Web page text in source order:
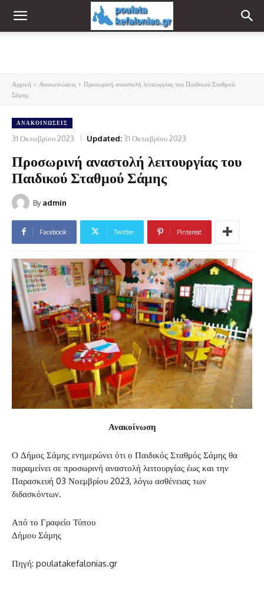
Αρχική Ανακοινώσεις
Προσωρινή αναστολή λειτουργίας του Παιδικού Σταθμού
Σάμης
ΑΝΑΚΟΙΝΏΣΕΙΣ
31 Οκτωβρίου 2023 Updated: 31 Οκτωβρίου 2023
Προσωρινή αναστολή λειτουργίας του
Παιδικού Σταθμού Σάμης
By admin
Facebook Twitter Pinterest
Ανακοίνωση
Ο Δήμος Σάμης ενημερώνει ότι ο Παιδικός Σταθμός Σάμης θα
παραμείνει σε προσωρινή αναστολή λειτουργίας έως και την
Παρασκευή 03 Νοεμβρίου 2023, λόγω ασθένειας των
διδασκόντων.
Από το Γραφείο Τύπου
Δήμου Σάμης
Πηγή: poulatakefalonias.gr